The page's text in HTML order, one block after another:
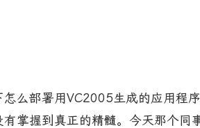
部署用VC2005生成的应用程
掌握到真正的精髓。今天那个